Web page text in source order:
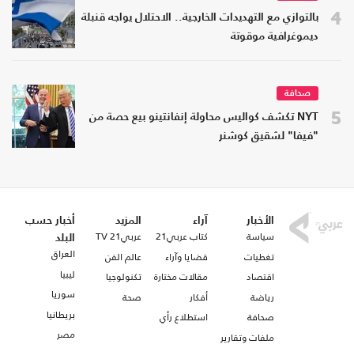
4
بالتوازي مع التهديدات الخارجية.. الاحتلال يواجه قنبلة
ديموغرافية موقوتة
5
صحافة
NYT تكشف كواليس محاولة إنفانتينو بيع حصة من
"فيفا" لشقيق كوشنر
الأخبار
سياسة
تغطيات
اقتصاد
رياضة
صحافة
ملفات وتقارير
آراء
كتاب عربي21
قضايا وآراء
مقالات مختارة
أفكار
استطلاع رأي
المزيد
عربي21 TV
عالم الفن
تكنولوجيا
صحة
أخبار حسب
البلد
العراق
ليبيا
سوريا
بريطانيا
مصر